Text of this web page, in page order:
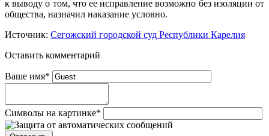
к выводу о том, что ее исправление возможно без изоляции от
общества, назначил наказание условно.
Источник: Сегожский городской суд Республики Карелия
Оставить комментарий
Ваше имя*
Символы на картинке*